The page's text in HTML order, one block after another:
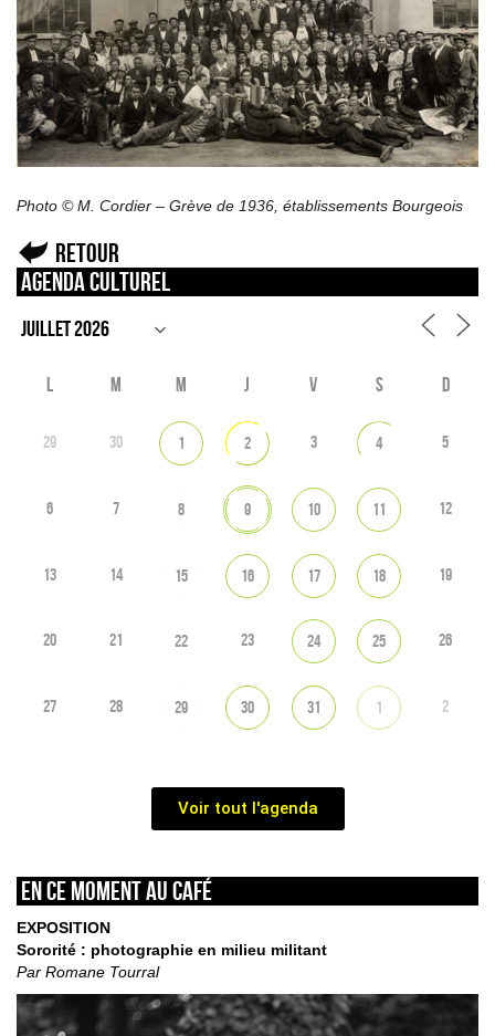
Photo © M. Cordier – Grève de 1936, établissements Bourgeois
Retour
Agenda culturel
L M M J V S D
29 30 1 2 3 4 5
6 7 8 9 10 11 12
13 14 15 16 17 18 19
20 21 22 23 24 25 26
27 28 29 30 31 1 2
Voir tout l'agenda
En ce moment au café
EXPOSITION
Sororité : photographie en milieu militant
Par Romane Tourral